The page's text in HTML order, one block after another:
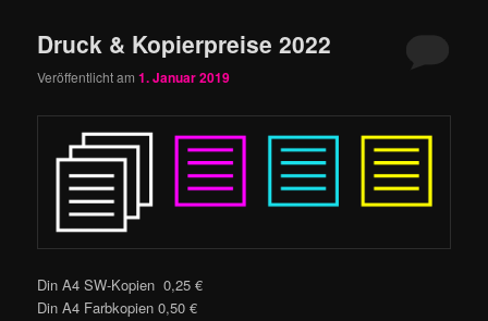
Druck & Kopierpreise 2022
Veröffentlicht am1. Januar 2019
Din A4 SW-Kopien 0,25 €
Din A4 Farbkopien 0,50 €